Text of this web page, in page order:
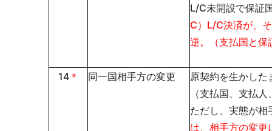
L/C未開設で保証
C）L/C決済が、
逆。（支払国と保
14＊ 同一国相手方の変更
原契約を生かした
（支払国、支払
ただし、実態が相
は、相手方の変